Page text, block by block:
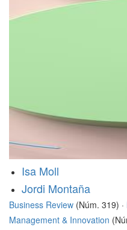
Isa Moll
Jordi Montaña
Business Review (Núm. 319) ·
Management & Innovation